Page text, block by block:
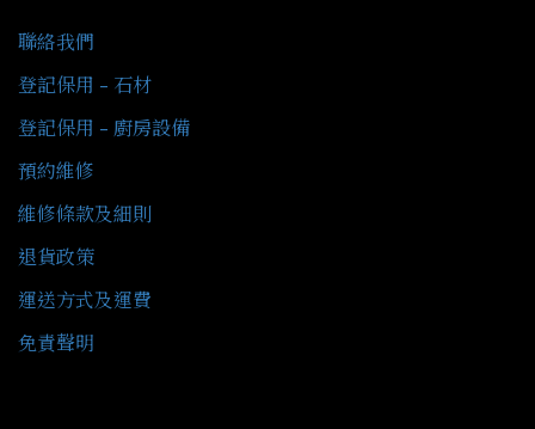
聯絡我們
登記保用 - 石材
登記保用 - 廚房設備
預約維修
維修條款及細則
退貨政策
運送方式及運費
免責聲明